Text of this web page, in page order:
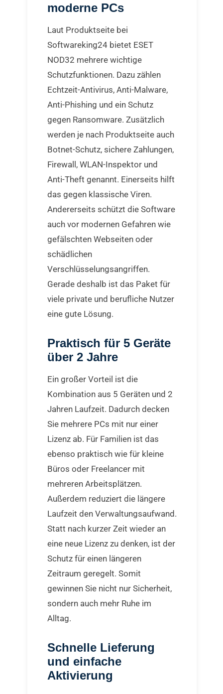
moderne PCs
Laut Produktseite bei
Softwareking24 bietet ESET
NOD32 mehrere wichtige
Schutzfunktionen. Dazu zählen
Echtzeit-Antivirus, Anti-Malware,
Anti-Phishing und ein Schutz
gegen Ransomware. Zusätzlich
werden je nach Produktseite auch
Botnet-Schutz, sichere Zahlungen,
Firewall, WLAN-Inspektor und
Anti-Theft genannt. Einerseits hilft
das gegen klassische Viren.
Andererseits schützt die Software
auch vor modernen Gefahren wie
gefälschten Webseiten oder
schädlichen
Verschlüsselungsangriffen.
Gerade deshalb ist das Paket für
viele private und berufliche Nutzer
eine gute Lösung.
Praktisch für 5 Geräte
über 2 Jahre
Ein großer Vorteil ist die
Kombination aus 5 Geräten und 2
Jahren Laufzeit. Dadurch decken
Sie mehrere PCs mit nur einer
Lizenz ab. Für Familien ist das
ebenso praktisch wie für kleine
Büros oder Freelancer mit
mehreren Arbeitsplätzen.
Außerdem reduziert die längere
Laufzeit den Verwaltungsaufwand.
Statt nach kurzer Zeit wieder an
eine neue Lizenz zu denken, ist der
Schutz für einen längeren
Zeitraum geregelt. Somit
gewinnen Sie nicht nur Sicherheit,
sondern auch mehr Ruhe im
Alltag.
Schnelle Lieferung
und einfache
Aktivierung